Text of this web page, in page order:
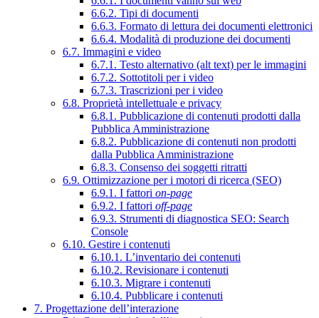
6.6.2. Tipi di documenti
6.6.3. Formato di lettura dei documenti elettronici
6.6.4. Modalità di produzione dei documenti
6.7. Immagini e video
6.7.1. Testo alternativo (alt text) per le immagini
6.7.2. Sottotitoli per i video
6.7.3. Trascrizioni per i video
6.8. Proprietà intellettuale e privacy
6.8.1. Pubblicazione di contenuti prodotti dalla
Pubblica Amministrazione
6.8.2. Pubblicazione di contenuti non prodotti
dalla Pubblica Amministrazione
6.8.3. Consenso dei soggetti ritratti
6.9. Ottimizzazione per i motori di ricerca (SEO)
6.9.1. I fattori on-page
6.9.2. I fattori off-page
6.9.3. Strumenti di diagnostica SEO: Search
Console
6.10. Gestire i contenuti
6.10.1. L’inventario dei contenuti
6.10.2. Revisionare i contenuti
6.10.3. Migrare i contenuti
6.10.4. Pubblicare i contenuti
7. Progettazione dell’interazione